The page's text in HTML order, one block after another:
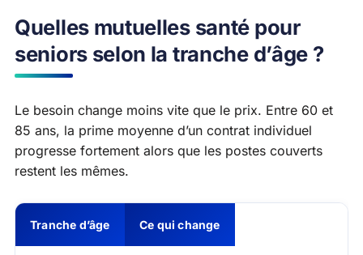
Quelles mutuelles santé pour
seniors selon la tranche d’âge ?
Le besoin change moins vite que le prix. Entre 60 et
85 ans, la prime moyenne d’un contrat individuel
progresse fortement alors que les postes couverts
restent les mêmes.
Tranche d’âge Ce qui change